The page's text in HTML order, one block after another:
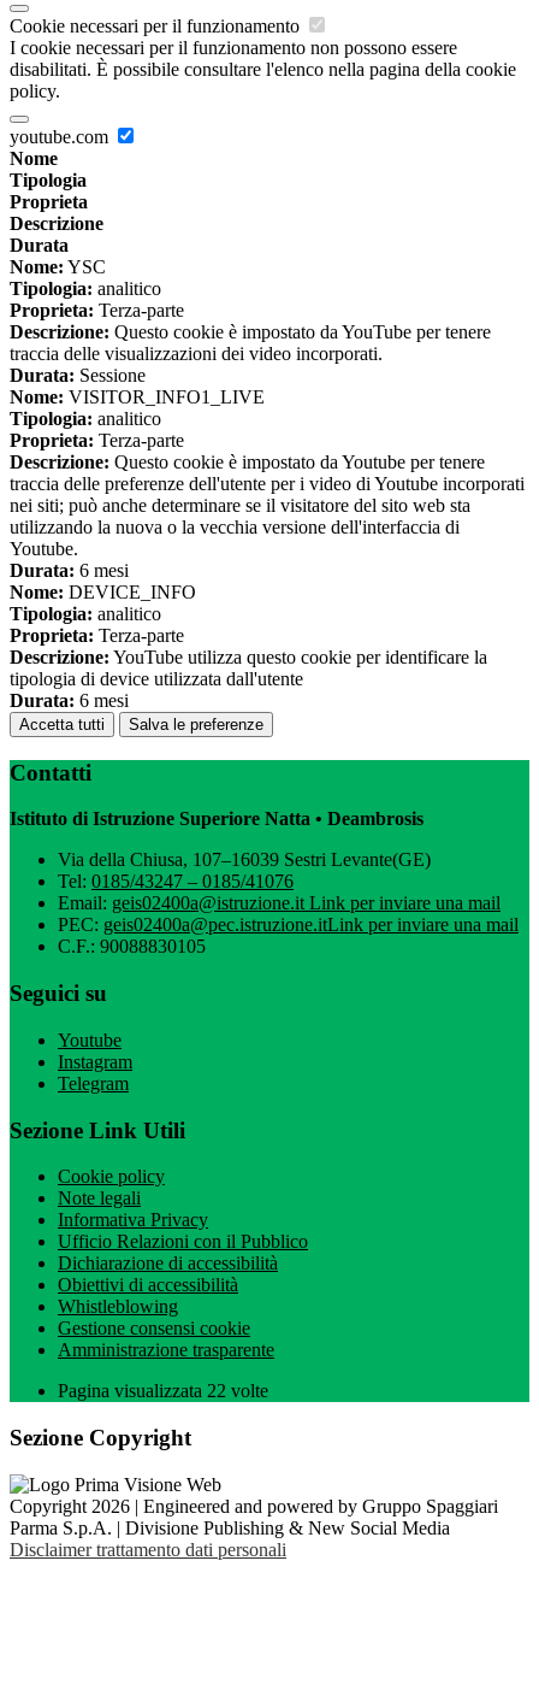
Cookie necessari per il funzionamento
I cookie necessari per il funzionamento non possono essere
disabilitati. È possibile consultare l'elenco nella pagina della cookie
policy.
youtube.com
Nome
Tipologia
Proprieta
Descrizione
Durata
Nome: YSC
Tipologia: analitico
Proprieta: Terza-parte
Descrizione: Questo cookie è impostato da YouTube per tenere
traccia delle visualizzazioni dei video incorporati.
Durata: Sessione
Nome: VISITOR_INFO1_LIVE
Tipologia: analitico
Proprieta: Terza-parte
Descrizione: Questo cookie è impostato da Youtube per tenere
traccia delle preferenze dell'utente per i video di Youtube incorporati
nei siti; può anche determinare se il visitatore del sito web sta
utilizzando la nuova o la vecchia versione dell'interfaccia di
Youtube.
Durata: 6 mesi
Nome: DEVICE_INFO
Tipologia: analitico
Proprieta: Terza-parte
Descrizione: YouTube utilizza questo cookie per identificare la
tipologia di device utilizzata dall'utente
Durata: 6 mesi
Accetta tutti Salva le preferenze
Contatti
Istituto di Istruzione Superiore Natta • Deambrosis
Via della Chiusa, 107–16039 Sestri Levante(GE)
Tel: 0185/43247 – 0185/41076
Email: geis02400a@istruzione.itLink per inviare una mail
PEC: geis02400a@pec.istruzione.itLink per inviare una mail
C.F.: 90088830105
Seguici su
Youtube
Instagram
Telegram
Sezione Link Utili
Cookie policy
Note legali
Informativa Privacy
Ufficio Relazioni con il Pubblico
Dichiarazione di accessibilità
Obiettivi di accessibilità
Whistleblowing
Gestione consensi cookie
Amministrazione trasparente
Pagina visualizzata 22 volte
Sezione Copyright
Copyright 2026 | Engineered and powered by Gruppo Spaggiari
Parma S.p.A. | Divisione Publishing & New Social Media
Disclaimer trattamento dati personali